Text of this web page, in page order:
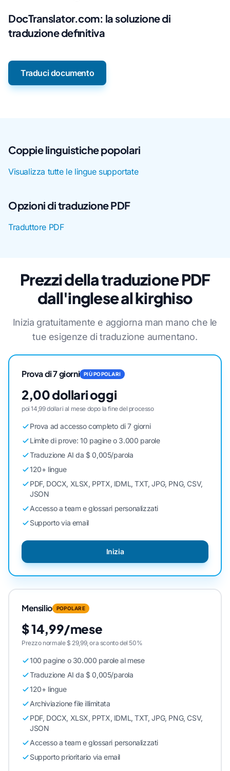
DocTranslator.com: la soluzione di
traduzione definitiva
Traduci documento
Coppie linguistiche popolari
Visualizza tutte le lingue supportate
Opzioni di traduzione PDF
Traduttore PDF
Prezzi della traduzione PDF
dall'inglese al kirghiso
Inizia gratuitamente e aggiorna man mano che le
tue esigenze di traduzione aumentano.
Prova di 7 giorni PIÙ POPOLARI
2,00 dollari oggi
poi 14,99 dollari al mese dopo la fine del processo
Prova ad accesso completo di 7 giorni
Limite di prove: 10 pagine o 3.000 parole
Traduzione AI da $ 0,005/parola
120+ lingue
PDF, DOCX, XLSX, PPTX, IDML, TXT, JPG, PNG, CSV,
JSON
Accesso a team e glossari personalizzati
Supporto via email
Inizia
Mensilio POPOLARE
$ 14,99/mese
Prezzo normale $ 29,99, ora sconto del 50%
100 pagine o 30.000 parole al mese
Traduzione AI da $ 0,005/parola
120+ lingue
Archiviazione file illimitata
PDF, DOCX, XLSX, PPTX, IDML, TXT, JPG, PNG, CSV,
JSON
Accesso a team e glossari personalizzati
Supporto prioritario via email